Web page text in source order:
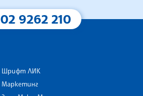
02 9262 210
Шрифт ЛИК
Маркетинг